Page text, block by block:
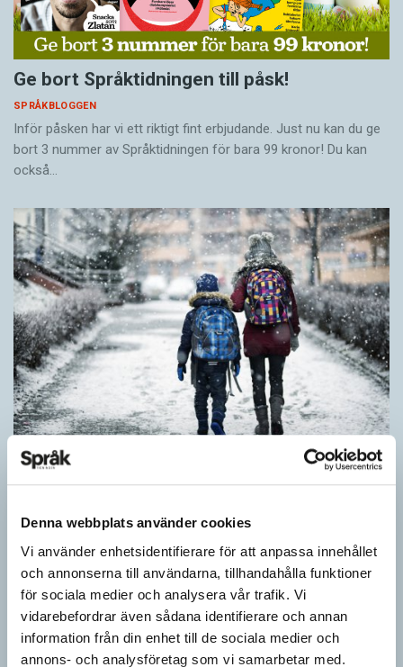
Denna webbplats använder cookies
Vi använder enhetsidentifierare för att anpassa innehållet
och annonserna till användarna, tillhandahålla funktioner
för sociala medier och analysera vår trafik. Vi
vidarebefordrar även sådana identifierare och annan
information från din enhet till de sociala medier och
annons- och analysföretag som vi samarbetar med.
Ge bort Språktidningen till påsk!
SPRÅKBLOGGEN
Inför påsken har vi ett riktigt fint erbjudande. Just nu kan du ge
bort 3 nummer av Språktidningen för bara 99 kronor! Du kan
också…
Grundsärskola byter namn till anpassad grundskola och
gymnasiesärskolan till anpassad gymnasieskola. En som har
stor del i att detta namnbyte sker är artonåriga Leo Lust…